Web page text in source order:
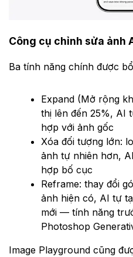
Công cụ chỉnh sửa ảnh
Ba tính năng chính được
Expand (Mở rộng
thị lên đến 25%, AI
hợp với ảnh gốc
Xóa đối tượng lớn:
ảnh tự nhiên hơn,
hợp bố cục
Reframe: thay đổi
ảnh hiện có, AI tự
mới — tính năng
Photoshop
Image Playground cũng